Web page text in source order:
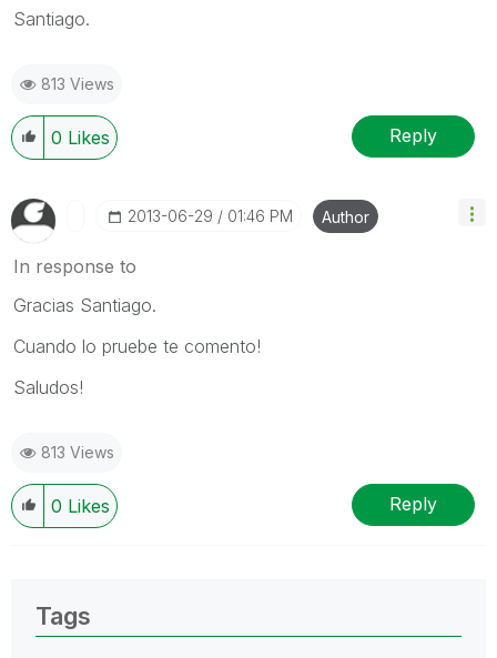
Santiago.
813 Views
0 Likes Reply
‎2013-06-29 01:46 PM Author
In response to
Gracias Santiago.
Cuando lo pruebe te comento!
Saludos!
813 Views
0 Likes Reply
Tags